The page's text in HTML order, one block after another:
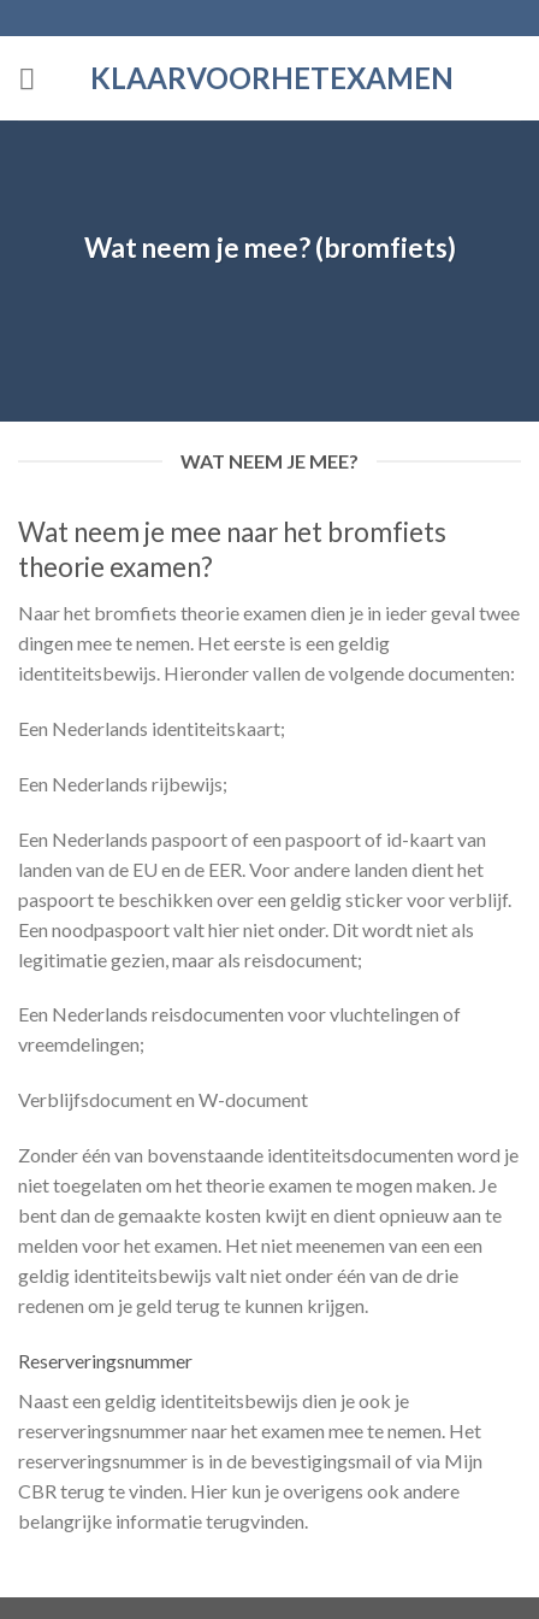
to
content
KLAARVOORHETEXAMEN
Wat neem je mee? (bromfiets)
WAT NEEM JE MEE?
Wat neem je mee naar het bromfiets
theorie examen?
Naar het bromfiets theorie examen dien je in ieder geval twee
dingen mee te nemen. Het eerste is een geldig
identiteitsbewijs. Hieronder vallen de volgende documenten:
Een Nederlands identiteitskaart;
Een Nederlands rijbewijs;
Een Nederlands paspoort of een paspoort of id-kaart van
landen van de EU en de EER. Voor andere landen dient het
paspoort te beschikken over een geldig sticker voor verblijf.
Een noodpaspoort valt hier niet onder. Dit wordt niet als
legitimatie gezien, maar als reisdocument;
Een Nederlands reisdocumenten voor vluchtelingen of
vreemdelingen;
Verblijfsdocument en W-document
Zonder één van bovenstaande identiteitsdocumenten word je
niet toegelaten om het theorie examen te mogen maken. Je
bent dan de gemaakte kosten kwijt en dient opnieuw aan te
melden voor het examen. Het niet meenemen van een een
geldig identiteitsbewijs valt niet onder één van de drie
redenen om je geld terug te kunnen krijgen.
Reserveringsnummer
Naast een geldig identiteitsbewijs dien je ook je
reserveringsnummer naar het examen mee te nemen. Het
reserveringsnummer is in de bevestigingsmail of via Mijn
CBR terug te vinden. Hier kun je overigens ook andere
belangrijke informatie terugvinden.